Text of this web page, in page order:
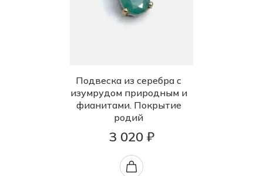
Подвеска из серебра с
изумрудом природным и
фианитами. Покрытие
родий
3 020 ₽